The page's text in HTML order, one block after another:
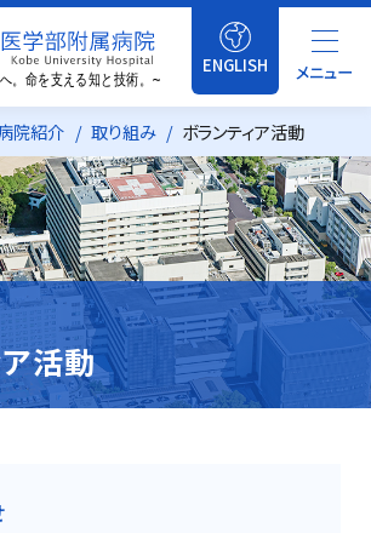
ENGLISH メニュー
院紹介 取り組み ボランティア活動
活動